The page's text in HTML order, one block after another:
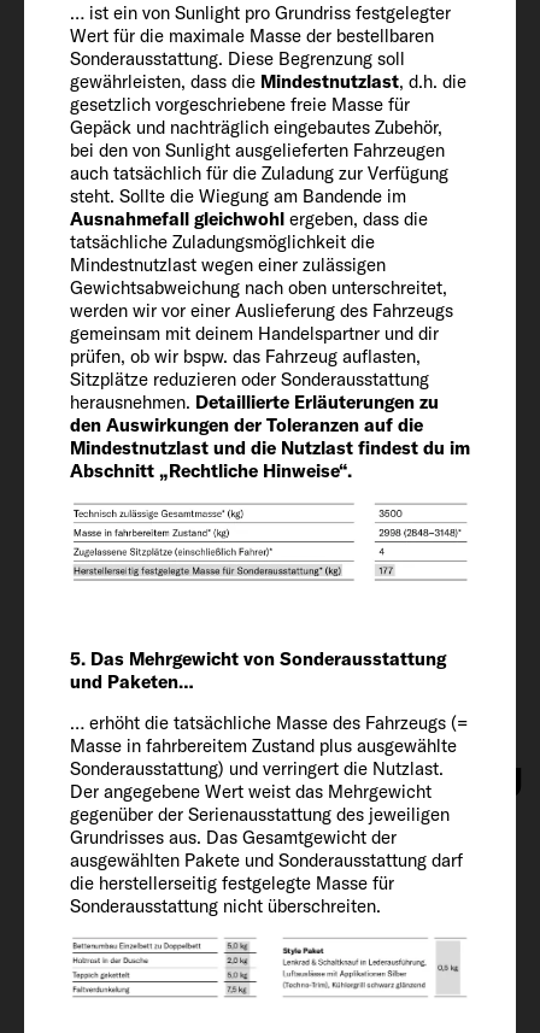
… ist ein von Sunlight pro Grundriss festgelegter
Wert für die maximale Masse der bestellbaren
Sonderausstattung. Diese Begrenzung soll
gewährleisten, dass die Mindestnutzlast, d.h. die
gesetzlich vorgeschriebene freie Masse für
Gepäck und nachträglich eingebautes Zubehör,
bei den von Sunlight ausgelieferten Fahrzeugen
auch tatsächlich für die Zuladung zur Verfügung
steht. Sollte die Wiegung am Bandende im
Ausnahmefall gleichwohl ergeben, dass die
tatsächliche Zuladungsmöglichkeit die
Mindestnutzlast wegen einer zulässigen
Gewichtsabweichung nach oben unterschreitet,
werden wir vor einer Auslieferung des Fahrzeugs
gemeinsam mit deinem Handelspartner und dir
prüfen, ob wir bspw. das Fahrzeug auflasten,
Sitzplätze reduzieren oder Sonderausstattung
herausnehmen. Detaillierte Erläuterungen zu
den Auswirkungen der Toleranzen auf die
Mindestnutzlast und die Nutzlast findest du im
Abschnitt „Rechtliche Hinweise“.
5. Das Mehrgewicht von Sonderausstattung
und Paketen…
… erhöht die tatsächliche Masse des Fahrzeugs (=
Masse in fahrbereitem Zustand plus ausgewählte
Sonderausstattung) und verringert die Nutzlast.
Der angegebene Wert weist das Mehrgewicht
gegenüber der Serienausstattung des jeweiligen
Grundrisses aus. Das Gesamtgewicht der
ausgewählten Pakete und Sonderausstattung darf
die herstellerseitig festgelegte Masse für
Sonderausstattung nicht überschreiten.
Herstellerseitig festgelegte Masse für
Sonderausstattung* (kg)
438
Technisch zulässige Gesamtmasse* (kg)
3500
Auflastung (optional)
3650
Anhängelast 12 % gebremst /
ungebremst
2000 / 750
Bereifung
215/70 R 15 CP
345
Innenausstattung
Schlafplätze
2 + 2
Bettgröße vorne
195 x 140 - 110 OPT